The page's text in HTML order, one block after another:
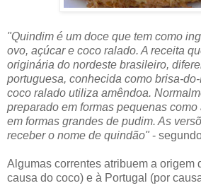
"Quindim é um doce que tem como
ovo, açúcar e coco ralado. A receita
originária do nordeste brasileiro,
portuguesa, conhecida como brisa-
coco ralado utiliza amêndoa.
preparado em formas pequenas
em formas grandes de pudim. As
receber o nome de quindão" -
Algumas correntes atribuem a origem
causa do coco) e à Portugal (por